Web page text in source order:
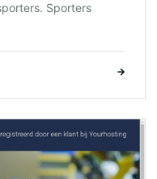
Sporters
→